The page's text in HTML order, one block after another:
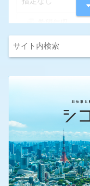
希望年収
指定なし
条件
IT系に強い
シニア求人が豊富